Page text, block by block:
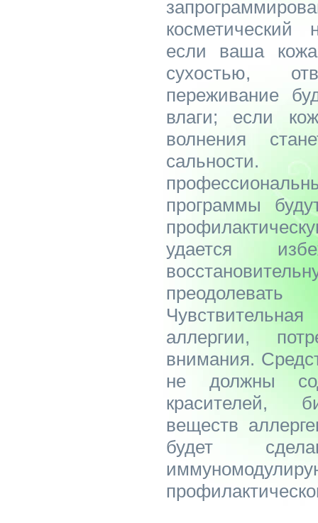
косметический
если ваша
сухостью,
переживание
влаги; если
волнения
программы
удается
аллергии,
внимания.
не должны
красителей,
веществ
будет